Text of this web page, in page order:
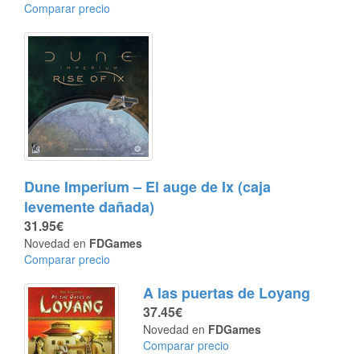
Comparar precio
Dune Imperium – El auge de Ix (caja
levemente dañada)
31.95€
Novedad en FDGames
Comparar precio
A las puertas de Loyang
37.45€
Novedad en FDGames
Comparar precio